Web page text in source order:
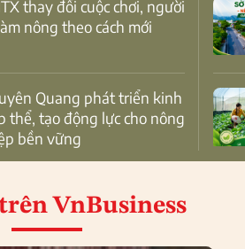
nông theo cách mới
thể, tạo động lực cho nông
bền vững
VnBusiness